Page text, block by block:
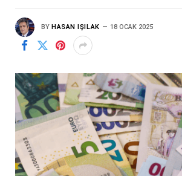
BY HASAN IŞILAK 18 OCAK 2025